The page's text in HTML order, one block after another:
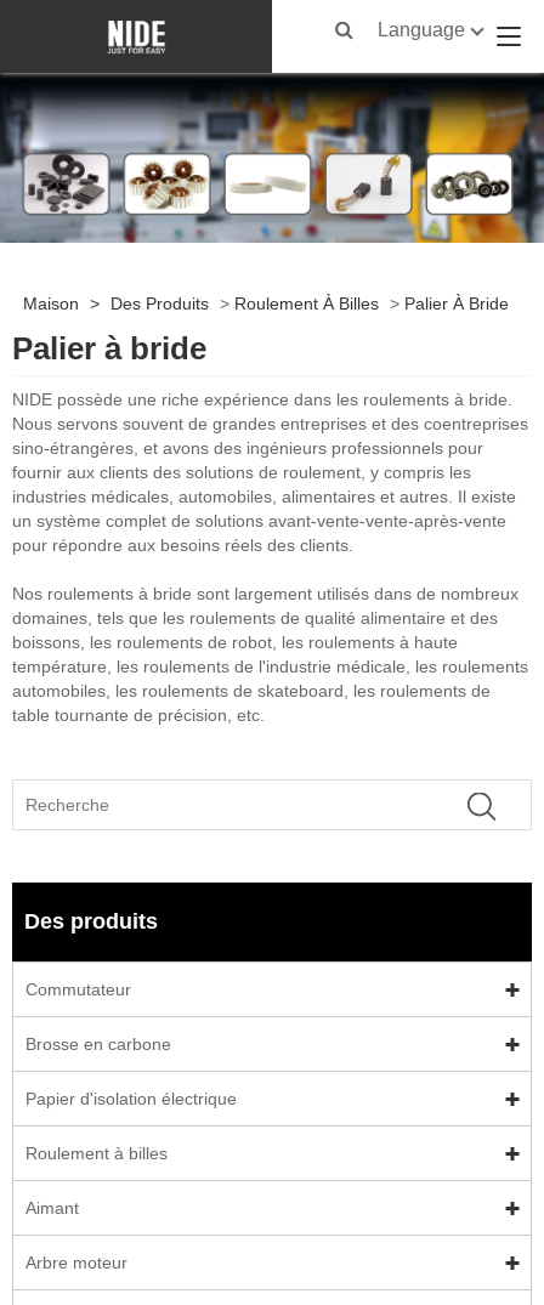
Language
Maison > Des Produits > Roulement À Billes > Palier À Bride
Palier à bride
NIDE possède une riche expérience dans les roulements à bride.
Nous servons souvent de grandes entreprises et des coentreprises
sino-étrangères, et avons des ingénieurs professionnels pour
fournir aux clients des solutions de roulement, y compris les
industries médicales, automobiles, alimentaires et autres. Il existe
un système complet de solutions avant-vente-vente-après-vente
pour répondre aux besoins réels des clients.
Nos roulements à bride sont largement utilisés dans de nombreux
domaines, tels que les roulements de qualité alimentaire et des
boissons, les roulements de robot, les roulements à haute
température, les roulements de l'industrie médicale, les roulements
automobiles, les roulements de skateboard, les roulements de
table tournante de précision, etc.
Des produits
Commutateur
Brosse en carbone
Papier d'isolation électrique
Roulement à billes
Aimant
Arbre moteur